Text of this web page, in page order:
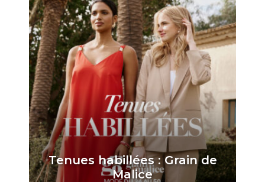
Tenues habillées : Grain de
Malice